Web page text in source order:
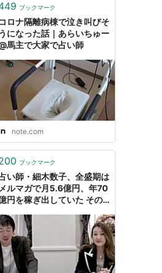
ブックマーク
コロナ隔離病棟で泣き叫びそ
うになった話｜あらいちゅー
馬主で大家で占い師
note.com
ブックマーク
い師・細木数子、全盛期は
メルマガで月5.6億円、年70
円を稼ぎ出していた その
ディアを支配できたからと
う反応も